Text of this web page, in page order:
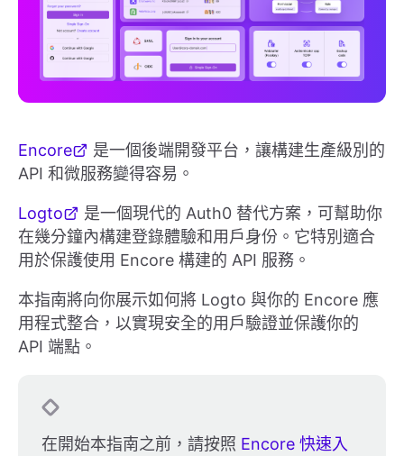
Encore
是一個後端開發平台，讓構建生產級別的
API 和微服務變得容易。
Logto
是一個現代的 Auth0 替代方案，可幫助你
在幾分鐘內構建登錄體驗和用戶身份。它特別適合
用於保護使用 Encore 構建的 API 服務。
本指南將向你展示如何將 Logto 與你的 Encore 應
用程式整合，以實現安全的用戶驗證並保護你的
API 端點。
在開始本指南之前，請按照 Encore 快速入